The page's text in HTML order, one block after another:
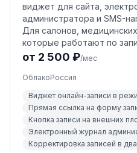
виджет для сайта,
администратора и SMS-
Для салонов,
которые работают по
от 2 500 ₽/мес
ОблакоРоссия
Виджет онлайн-записи в
Прямая ссылка на форму
Кнопка записи на внешних
Электронный журнал
Корректировка записей в два